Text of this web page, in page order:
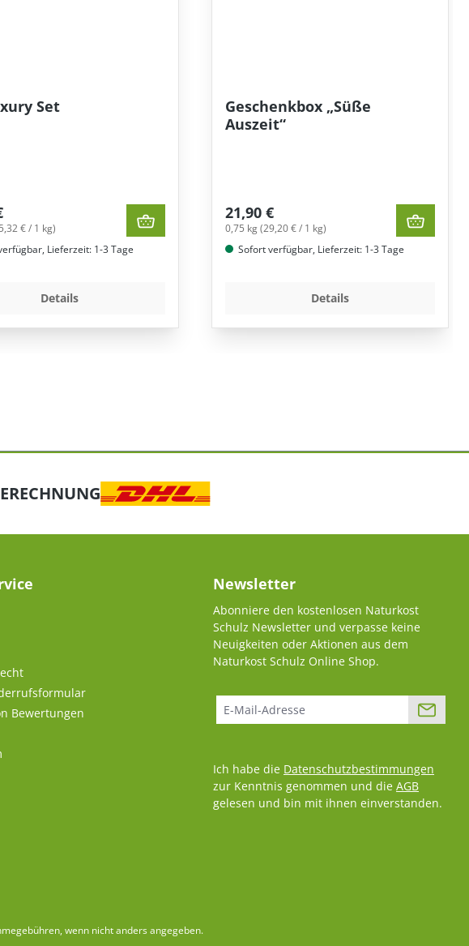
Set
€ / 1 kg)
Lieferzeit: 1-3 Tage
Details
Geschenkbox „Süße
Auszeit“
21,90 €
0,75 kg (29,20 € / 1 kg)
Sofort verfügbar, Lieferzeit: 1-3 Tage
Details
RECHNUNG
Bewertungen
Newsletter
Abonniere den kostenlosen Naturkost
Schulz Newsletter und verpasse keine
Neuigkeiten oder Aktionen aus dem
Naturkost Schulz Online Shop.
Ich habe die Datenschutzbestimmungen
zur Kenntnis genommen und die AGB
gelesen und bin mit ihnen einverstanden.
wenn nicht anders angegeben.